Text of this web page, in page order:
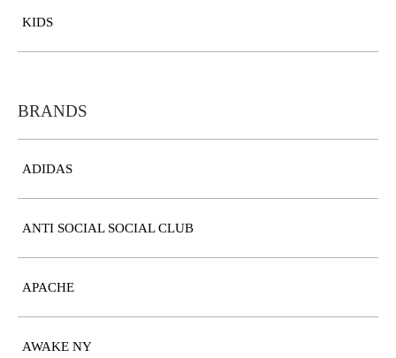
KIDS
BRANDS
ADIDAS
ANTI SOCIAL SOCIAL CLUB
APACHE
AWAKE NY